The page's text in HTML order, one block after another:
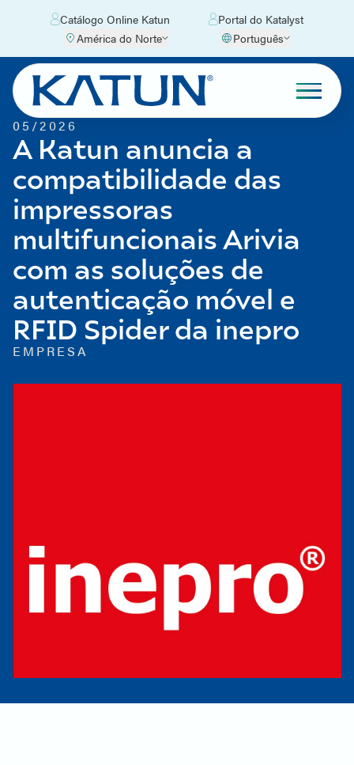
Catálogo Online Katun
Portal do Katalyst
América do Norte
Português
05/2026
A Katun anuncia a
compatibilidade das
impressoras
multifuncionais Arivia
com as soluções de
autenticação móvel e
RFID Spider da inepro
EMPRESA